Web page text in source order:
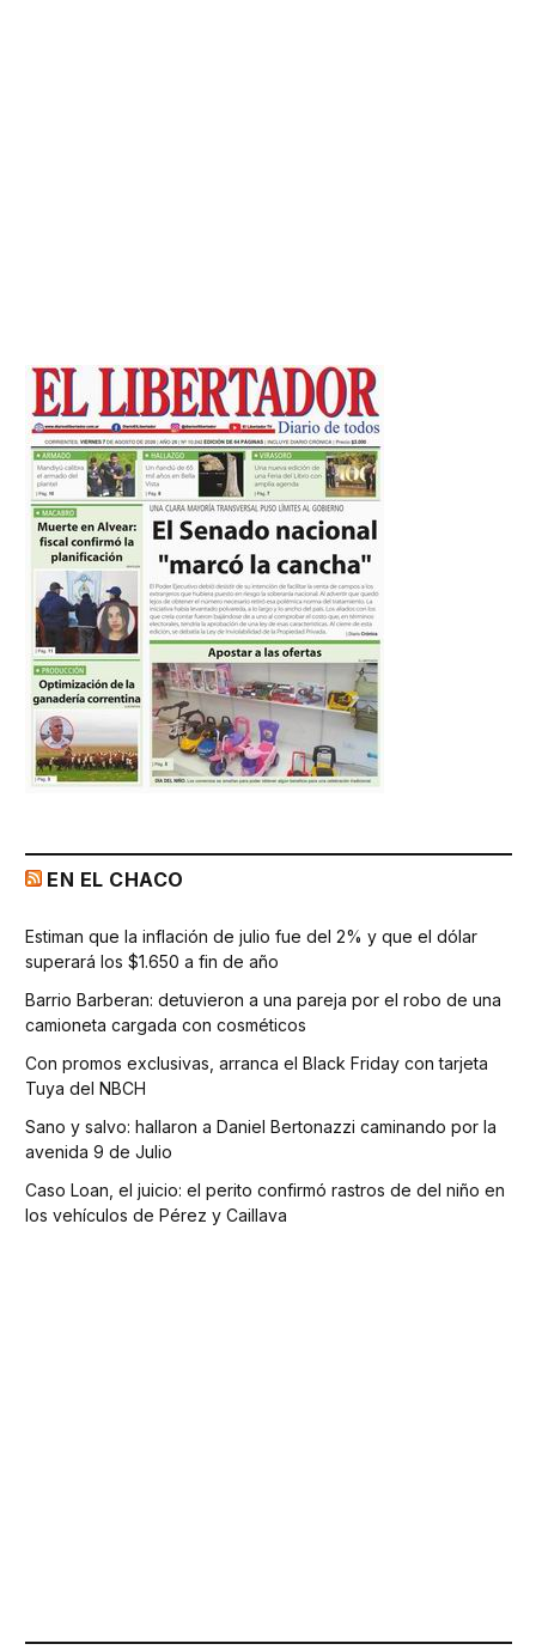
EN EL CHACO
Estiman que la inflación de julio fue del 2% y que el dólar
superará los $1.650 a fin de año
Barrio Barberan: detuvieron a una pareja por el robo de una
camioneta cargada con cosméticos
Con promos exclusivas, arranca el Black Friday con tarjeta
Tuya del NBCH
Sano y salvo: hallaron a Daniel Bertonazzi caminando por la
avenida 9 de Julio
Caso Loan, el juicio: el perito confirmó rastros de del niño en
los vehículos de Pérez y Caillava